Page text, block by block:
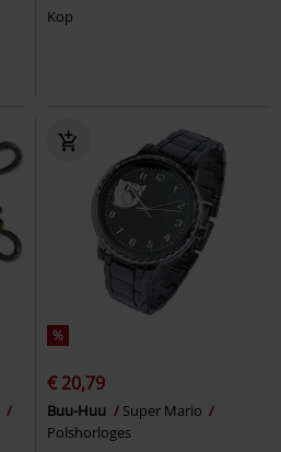
Kop
%
€ 20,79
Buu-Huu
Super Mario
Polshorloges